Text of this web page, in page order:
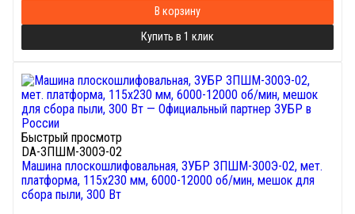
В корзину
Купить в 1 клик
Быстрый просмотр
DA-ЗПШМ-300Э-02
Машина плоскошлифовальная, ЗУБР ЗПШМ-300Э-02, мет.
платформа, 115х230 мм, 6000-12000 об/мин, мешок для
сбора пыли, 300 Вт